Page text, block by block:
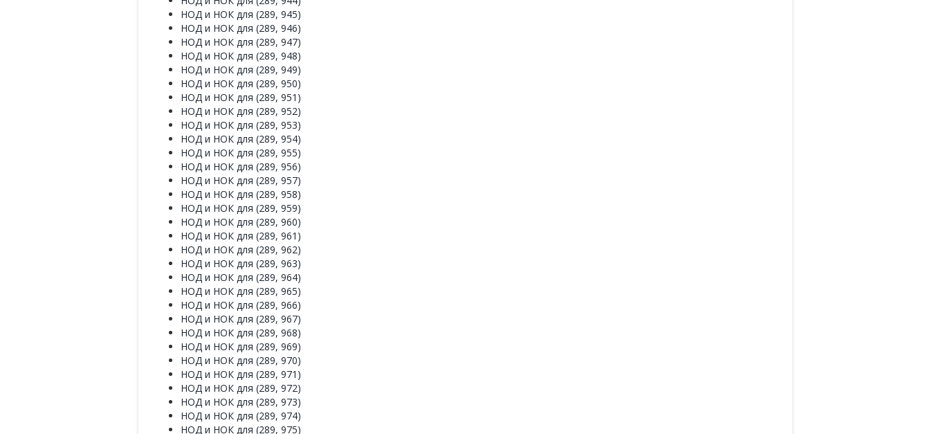
НОД и НОК для (289, 945)
НОД и НОК для (289, 946)
НОД и НОК для (289, 947)
НОД и НОК для (289, 948)
НОД и НОК для (289, 949)
НОД и НОК для (289, 950)
НОД и НОК для (289, 951)
НОД и НОК для (289, 952)
НОД и НОК для (289, 953)
НОД и НОК для (289, 954)
НОД и НОК для (289, 955)
НОД и НОК для (289, 956)
НОД и НОК для (289, 957)
НОД и НОК для (289, 958)
НОД и НОК для (289, 959)
НОД и НОК для (289, 960)
НОД и НОК для (289, 961)
НОД и НОК для (289, 962)
НОД и НОК для (289, 963)
НОД и НОК для (289, 964)
НОД и НОК для (289, 965)
НОД и НОК для (289, 966)
НОД и НОК для (289, 967)
НОД и НОК для (289, 968)
НОД и НОК для (289, 969)
НОД и НОК для (289, 970)
НОД и НОК для (289, 971)
НОД и НОК для (289, 972)
НОД и НОК для (289, 973)
НОД и НОК для (289, 974)
НОД и НОК для (289, 975)